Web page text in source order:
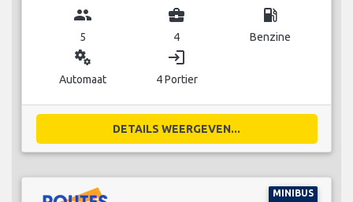
group
5
business_center
4
local_gas_station
Benzine
miscellaneous_services
Automaat
login
4 Portier
DETAILS WEERGEVEN...
MINIBUS